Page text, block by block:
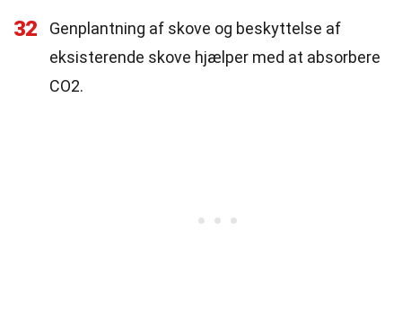
32
Genplantning af skove og beskyttelse af
eksisterende skove hjælper med at absorbere
CO2.